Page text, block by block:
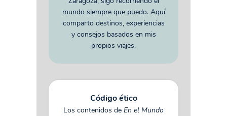
mundo siempre que puedo. Aquí
comparto destinos, experiencias
y consejos basados en mis
propios viajes.
Código ético
Los contenidos de En el Mundo